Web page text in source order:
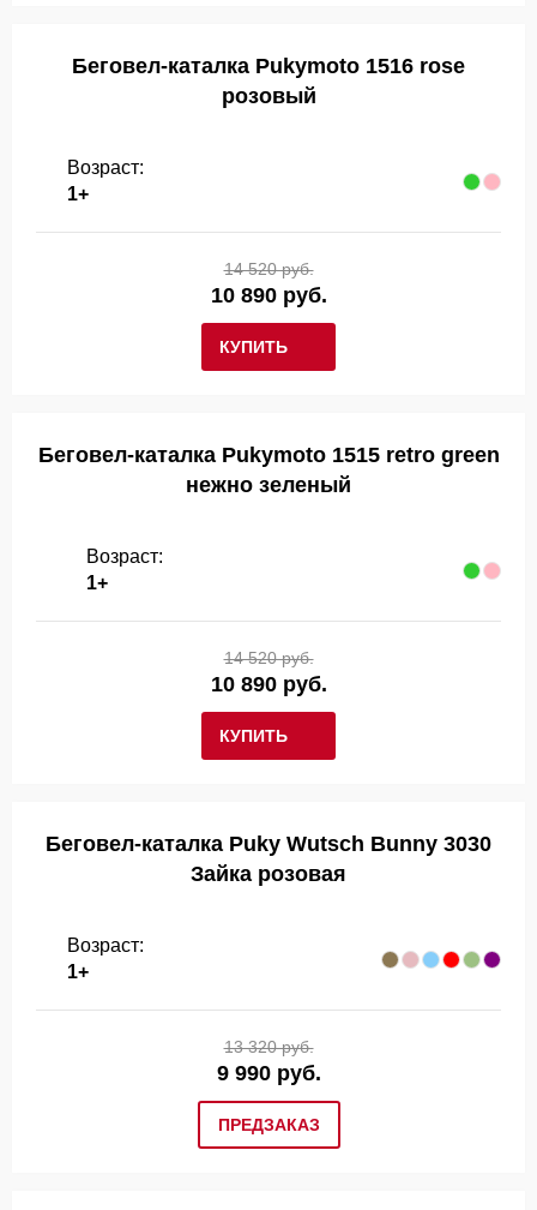
Беговел-каталка Pukymoto 1516 rose
розовый
Возраст:
1+
КУПИТЬ
14 520 руб.
10 890 руб.
Беговел-каталка Pukymoto 1515 retro green
нежно зеленый
Возраст:
1+
КУПИТЬ
14 520 руб.
10 890 руб.
Беговел-каталка Puky Wutsch Bunny 3030
Зайка розовая
Возраст:
1+
ПРЕДЗАКАЗ
13 320 руб.
9 990 руб.